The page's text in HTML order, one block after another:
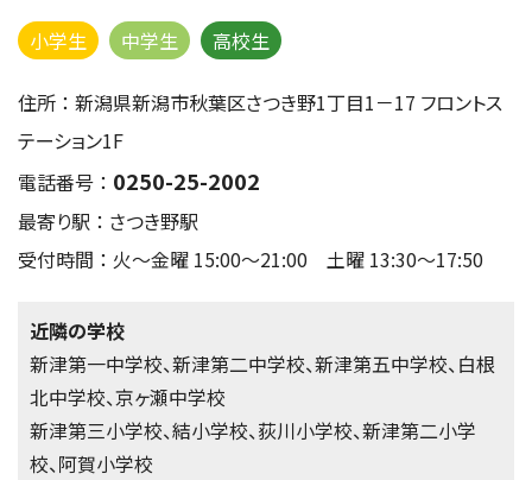
小学生 中学生 高校生
住所 ： 新潟県新潟市秋葉区さつき野1丁目1－17 フロントス
テーション1F
電話番号 ： 0250-25-2002
最寄り駅 ： さつき野駅
受付時間 ： 火～金曜 15:00〜21:00 土曜 13:30〜17:50
近隣の学校
新津第一中学校、新津第二中学校、新津第五中学校、白根
北中学校、京ヶ瀬中学校
新津第三小学校、結小学校、荻川小学校、新津第二小学
校、阿賀小学校